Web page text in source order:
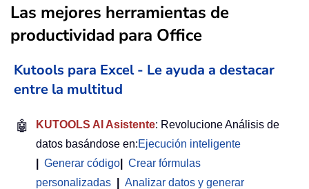
Las mejores herramientas de
productividad para Office
Kutools para Excel - Le ayuda a destacar
entre la multitud
🤖 KUTOOLS AI Asistente: Revolucione Análisis de
datos basándose en:Ejecución inteligente
Generar código
Crear fórmulas
personalizadas
Analizar datos y generar